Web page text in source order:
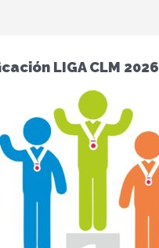
LIGA CLM 2026